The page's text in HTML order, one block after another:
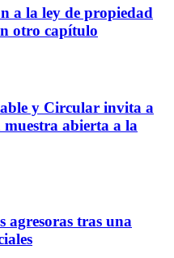
a la ley de propiedad
otro capítulo
y Circular invita a
muestra abierta a la
agresoras tras una